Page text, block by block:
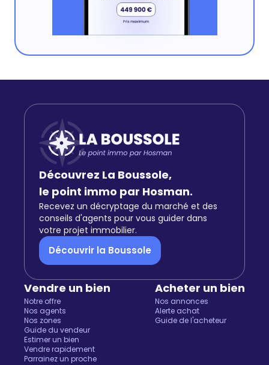
Découvrez La Boussole,
le point immo par Hosman.
Recevez un décryptage du marché et des
conseils d'agents pour vous guider dans
votre projet immobilier.
Découvrir la Boussole
Vendre un bien
Notre offre
Nos agents
Nos zones
Guide du vendeur
Estimer un bien
Vendre rapidement
Parrainez un proche
Acheter un bien
Nos annonces
Alerte achat
Guide de l'acheteur